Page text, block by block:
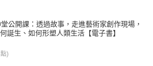
開始傳福音
耶穌（一）
耶穌（二）
耶穌（三）
公開課：透過故事，走進藝術家創作現場，
誕生、如何形塑人類生活【電子書】
點)